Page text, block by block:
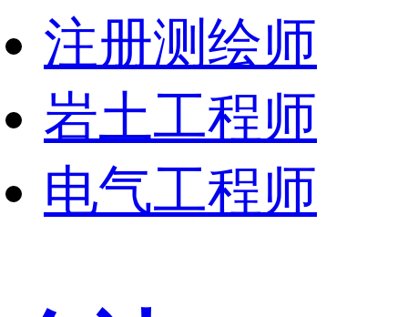
注册测绘师
岩土工程师
电气工程师